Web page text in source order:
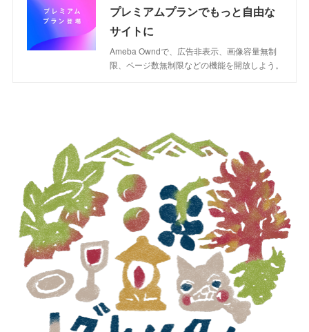
プレミアムプランでもっと自由な
サイトに
Ameba Owndで、広告非表示、画像容量無制
限、ページ数無制限などの機能を開放しよう。